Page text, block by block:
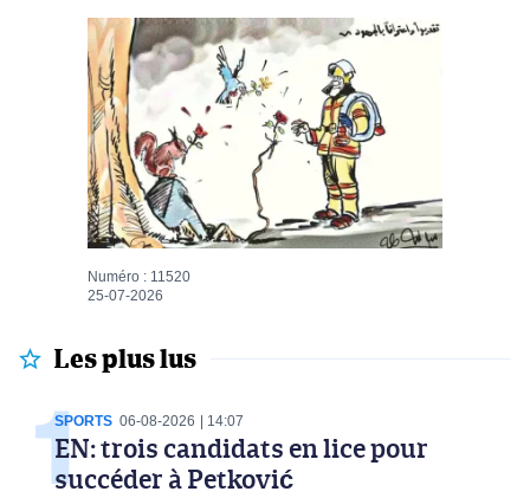
Numéro : 11520
25-07-2026
Les plus lus
SPORTS 06-08-2026 14:07
EN: trois candidats en lice pour
succéder à Petković